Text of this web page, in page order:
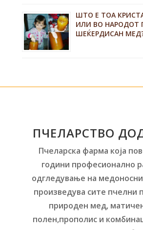
ШТО Е ТОА
ИЛИ ВО НАРОДОТ
ШЕЌЕРДИСАН
ПЧЕЛАРСТВО
Пчеларска фарма која
години професионално
одгледување на
произведува сите пчелни
природен мед,
полен,прополис и